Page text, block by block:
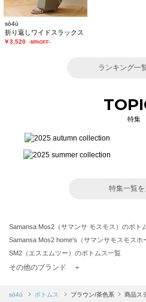
sō4ū
折り返しワイドスラックス
￥3,520 -60%OFF-
ランキング一
特集
特集一覧を
Samansa Mos2（サマンサ モスモス）のボト
Samansa Mos2 home's（サマンサモスモスホ
SM2（エスエムツー）のボトムス一覧
TSUHARU by Samansa Mos2（ツハルバイサ
Samansa Mos2 blue（サマンサモスモス ブル
その他のブランド ＋
sō4ū ボトムス ブラウン/茶色系 商品ス